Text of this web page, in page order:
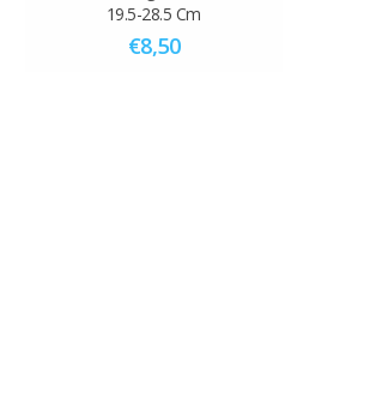
19.5-28.5 Cm
€8,50